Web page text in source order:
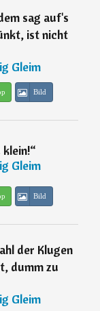
sag auf's
ist nicht
Gleim
Bild
“
Gleim
Bild
der Klugen
dumm zu
Gleim